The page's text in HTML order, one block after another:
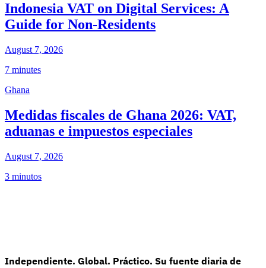
Indonesia VAT on Digital Services: A
Guide for Non-Residents
August 7, 2026
7 minutes
Ghana
Medidas fiscales de Ghana 2026: VAT,
aduanas e impuestos especiales
August 7, 2026
3 minutos
Independiente. Global. Práctico. Su fuente diaria de